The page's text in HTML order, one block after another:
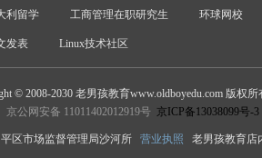
利留学 工商管理在职研究生 环球网校
发表 Linux技术社区
© 2008-2030 老男孩教育www.oldboyedu.com 版权所
京公网安备 11011402012919号 京ICP备13038099号-3
区市场监督管理局沙河所 营业执照 老男孩教育店